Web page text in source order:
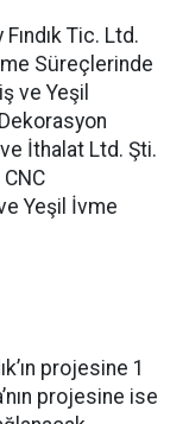
Tic. Ltd.
Süreçlerinde
ve Yeşil
İthalat Ltd. Şti.
Yeşil İvme
projesine 1
projesine ise